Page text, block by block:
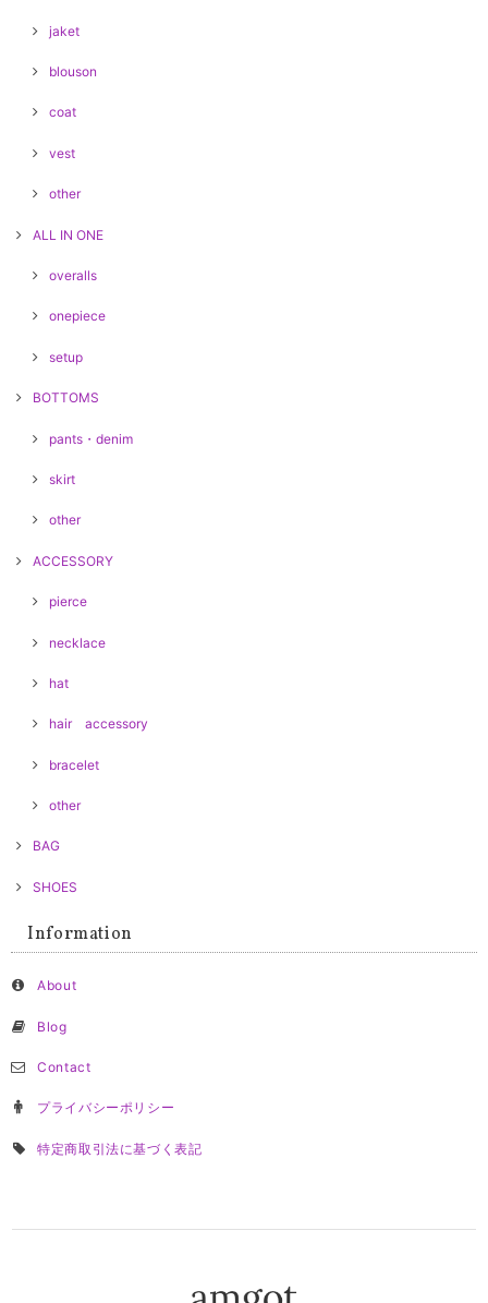
jaket
blouson
coat
vest
other
ALL IN ONE
overalls
onepiece
setup
BOTTOMS
pants・denim
skirt
other
ACCESSORY
pierce
necklace
hat
hair accessory
bracelet
other
BAG
SHOES
Information
About
Blog
Contact
プライバシーポリシー
特定商取引法に基づく表記